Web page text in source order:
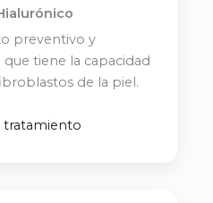
preventivo y
tiene la capacidad
de la piel.
tratamiento